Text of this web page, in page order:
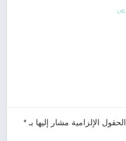
الحقول الإلزامية مشار إليها بـ *